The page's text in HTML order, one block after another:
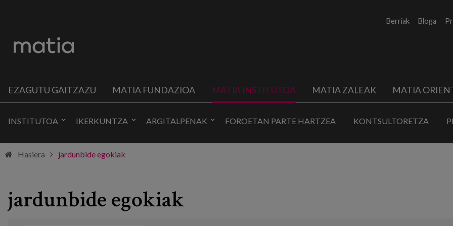
Berriak Bloga
EZAGUTU GAITZAZU MATIA FUNDAZIOA MATIA INSTITUTOA MATIA ZALEAK MATIA
INSTITUTOA IKERKUNTZA ARGITALPENAK FOROETAN PARTE HARTZEA KONTSULTORETZA
Hasiera jardunbide egokiak
jardunbide egokiak